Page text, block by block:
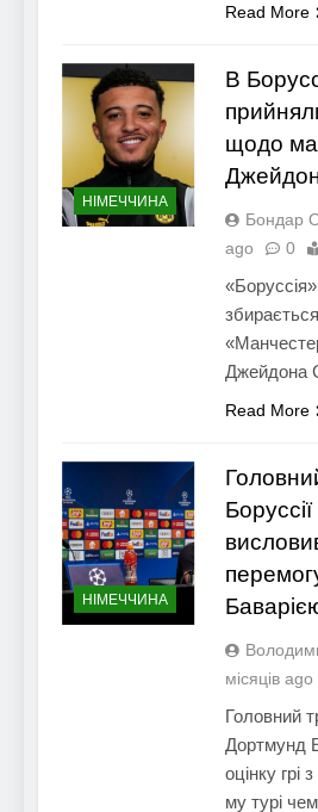
Read More
НІМЕЧЧИНА
В
щодо
Бондар
ago
0
Джейдона
Read More
НІМЕЧЧИНА
місяців ago
Головний
Дортмунд
оцінку грі
му турі